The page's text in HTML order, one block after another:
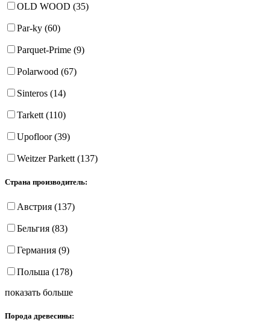
OLD WOOD (35)
Par-ky (60)
Parquet-Prime (9)
Polarwood (67)
Sinteros (14)
Tarkett (110)
Upofloor (39)
Weitzer Parkett (137)
Страна производитель:
Австрия (137)
Бельгия (83)
Германия (9)
Польша (178)
показать больше
Порода древесины: